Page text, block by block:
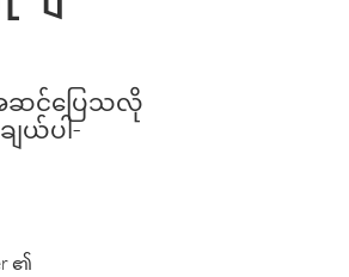
အဆင်ပြေသလို
ျယ်ပါ-
၏